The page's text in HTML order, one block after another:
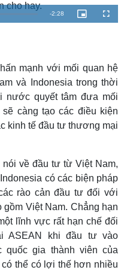
Giá vàng
Tiêu dùng
Tỷ giá
Chứng khoán
Giá cà phê
cho hay.
R
a
i
T
m
-2:28
P
i
n
P
c
t
u
F
u
e
n
mạnh với mối quan hệ
và Indonesia trong thời
nước quyết tâm đưa mối
càng tạo các điều kiện
kinh tế đầu tư thương mại
nói về đầu tư từ Việt Nam,
có các biện pháp
rào cản đầu tư đối với
Việt Nam. Chẳng hạn
lĩnh vực rất hạn chế đối
ASEAN khi đầu tư vào
quốc gia thành viên của
thể có lợi thế hơn nhiều